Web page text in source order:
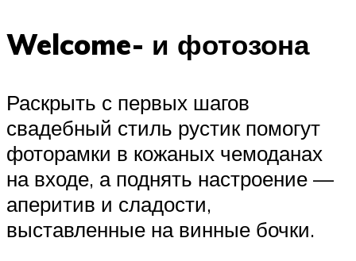
Welcome- и фотозона
Раскрыть с первых шагов
свадебный стиль рустик помогут
фоторамки в кожаных чемоданах
на входе, а поднять настроение —
аперитив и сладости,
выставленные на винные бочки.